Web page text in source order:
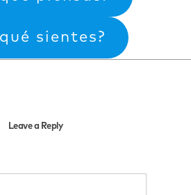
sientes?
Leave a Reply